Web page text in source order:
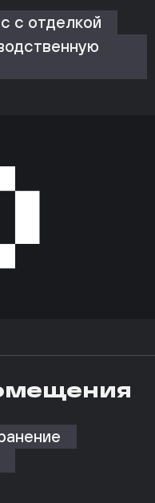
с отделкой